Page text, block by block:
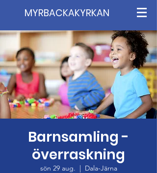
MYRBACKAKYRKAN
Barnsamling -
överraskning
sön 29 aug.
  |
Dala-Järna